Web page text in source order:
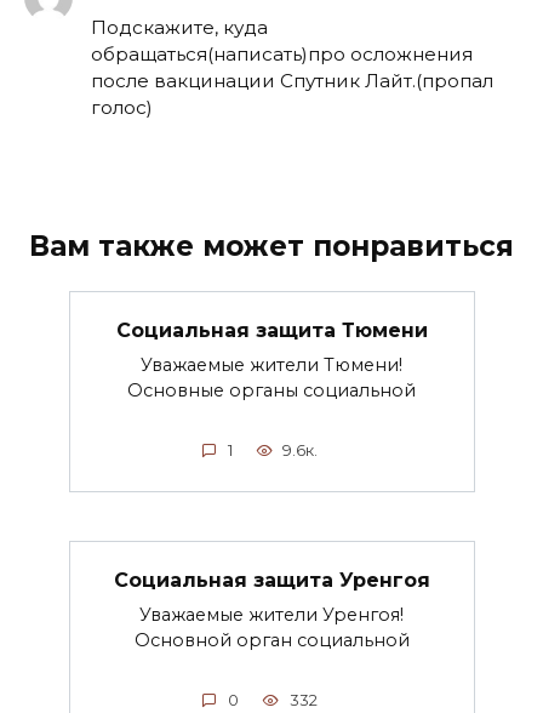
Подскажите, куда
обращаться(написать)про осложнения
после вакцинации Спутник Лайт.(пропал
голос)
Вам также может понравиться
Социальная защита Тюмени
Уважаемые жители Тюмени!
Основные органы социальной
1 9.6к.
Социальная защита Уренгоя
Уважаемые жители Уренгоя!
Основной орган социальной
0 332